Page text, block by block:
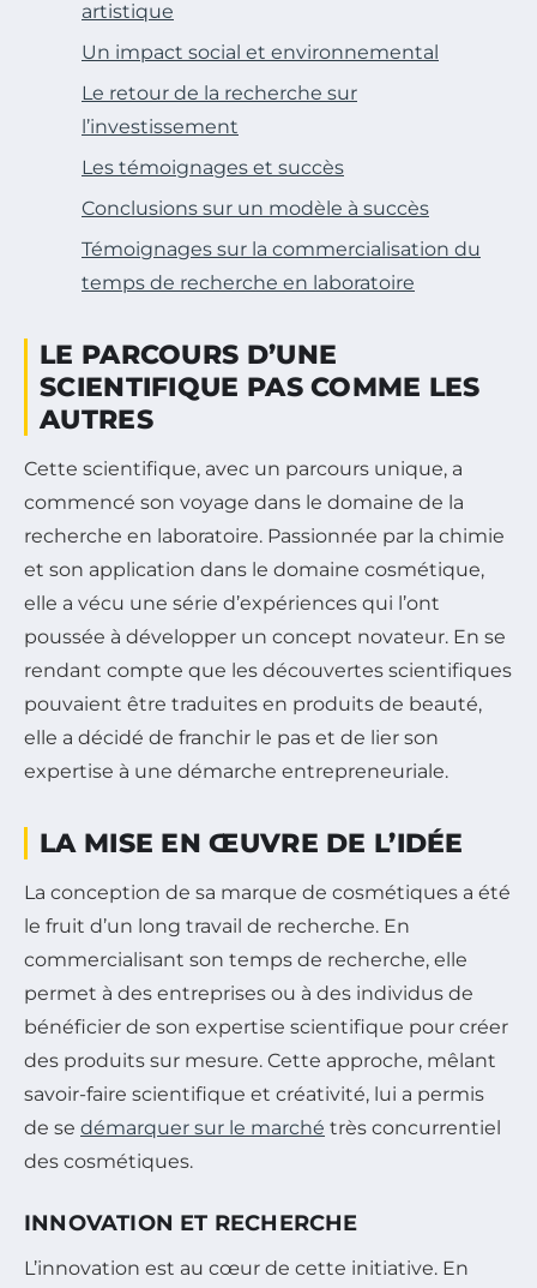
artistique
Un impact social et environnemental
Le retour de la recherche sur
l’investissement
Les témoignages et succès
Conclusions sur un modèle à succès
Témoignages sur la commercialisation du
temps de recherche en laboratoire
LE PARCOURS D’UNE
SCIENTIFIQUE PAS COMME LES
AUTRES
Cette scientifique, avec un parcours unique, a
commencé son voyage dans le domaine de la
recherche en laboratoire. Passionnée par la chimie
et son application dans le domaine cosmétique,
elle a vécu une série d’expériences qui l’ont
poussée à développer un concept novateur. En se
rendant compte que les découvertes scientifiques
pouvaient être traduites en produits de beauté,
elle a décidé de franchir le pas et de lier son
expertise à une démarche entrepreneuriale.
LA MISE EN ŒUVRE DE L’IDÉE
La conception de sa marque de cosmétiques a été
le fruit d’un long travail de recherche. En
commercialisant son temps de recherche, elle
permet à des entreprises ou à des individus de
bénéficier de son expertise scientifique pour créer
des produits sur mesure. Cette approche, mêlant
savoir-faire scientifique et créativité, lui a permis
de se démarquer sur le marché très concurrentiel
des cosmétiques.
INNOVATION ET RECHERCHE
L’innovation est au cœur de cette initiative. En